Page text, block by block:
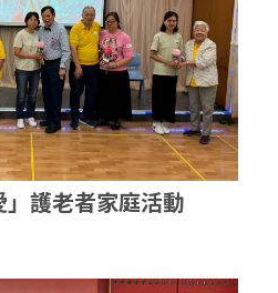
」護老者家庭活動